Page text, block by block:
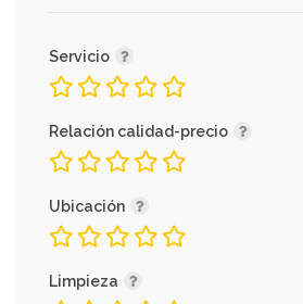
Servicio
Relación calidad-precio
Ubicación
Limpieza